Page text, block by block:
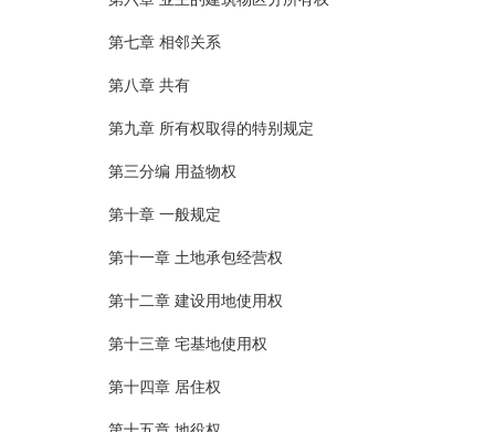
第七章 相邻关系
第八章 共有
第九章 所有权取得的特别规定
第三分编 用益物权
第十章 一般规定
第十一章 土地承包经营权
第十二章 建设用地使用权
第十三章 宅基地使用权
第十四章 居住权